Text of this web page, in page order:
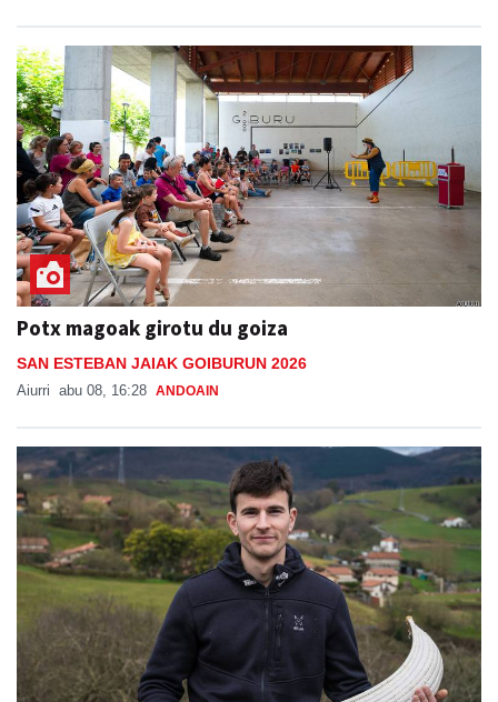
Potx magoak girotu du goiza
SAN ESTEBAN JAIAK GOIBURUN 2026
Aiurri abu 08, 16:28 ANDOAIN